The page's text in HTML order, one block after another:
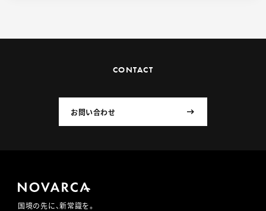
CONTACT
お問い合わせ
国境の先に、新常識を。